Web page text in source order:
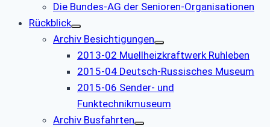
Die Bundes-AG der Senioren-Organisationen
Rückblick
Archiv Besichtigungen
2013-02 Muellheizkraftwerk Ruhleben
2015-04 Deutsch-Russisches Museum
2015-06 Sender- und
Funktechnikmuseum
Archiv Busfahrten